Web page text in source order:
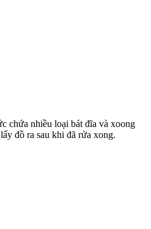
chứa nhiều loại bát đĩa và xoong
đồ ra sau khi đã rửa xong.